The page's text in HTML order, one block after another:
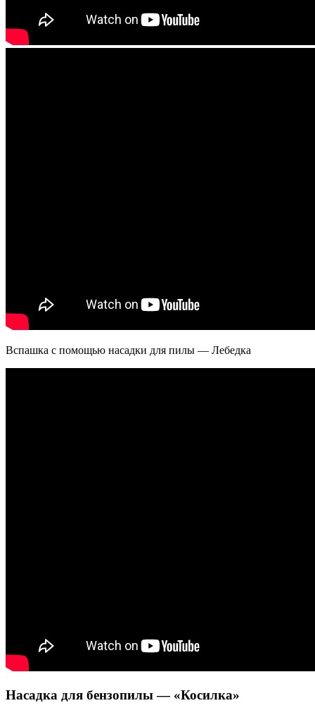
Вспашка с помощью насадки для пилы — Лебедка
Насадка для бензопилы — «Косилка»